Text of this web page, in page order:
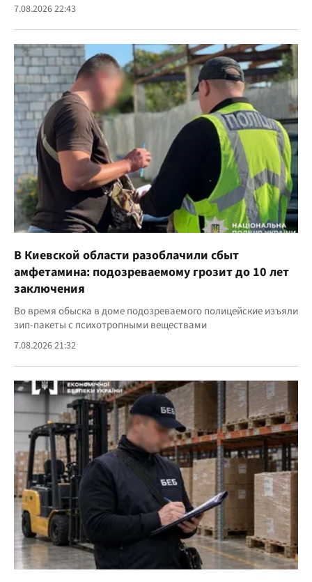
7.08.2026 22:43
В Киевской области разоблачили сбыт
амфетамина: подозреваемому грозит до 10 лет
заключения
Во время обыска в доме подозреваемого полицейские изъяли
зип-пакеты с психотропными веществами
7.08.2026 21:32